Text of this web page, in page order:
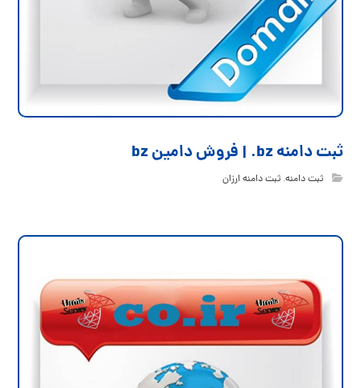
ثبت دامنه bz. | فروش دامین bz
ثبت دامنه, ثبت دامنه ارزان